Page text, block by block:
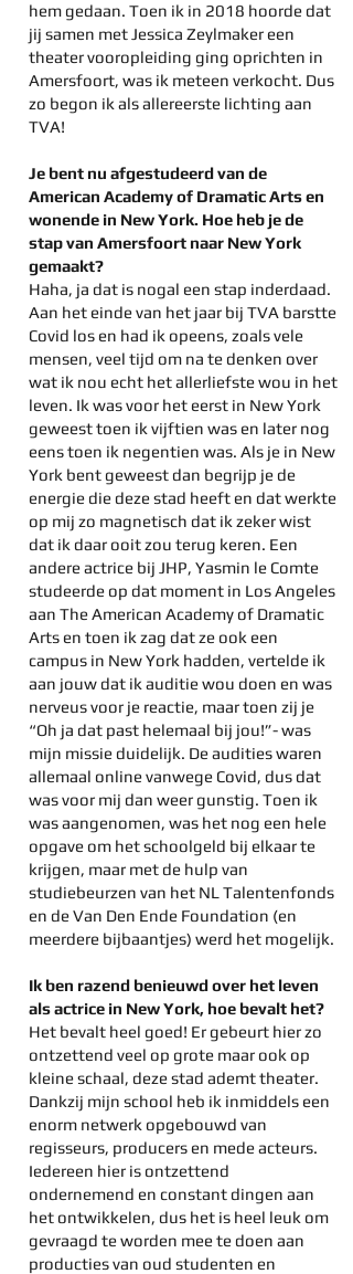
hem gedaan. Toen ik in 2018 hoorde dat
jij samen met Jessica Zeylmaker een
theater vooropleiding ging oprichten in
Amersfoort, was ik meteen verkocht. Dus
zo begon ik als allereerste lichting aan
TVA!
Je bent nu afgestudeerd van de
American Academy of Dramatic Arts en
wonende in New York. Hoe heb je de
stap van Amersfoort naar New York
gemaakt?
Haha, ja dat is nogal een stap inderdaad.
Aan het einde van het jaar bij TVA barstte
Covid los en had ik opeens, zoals vele
mensen, veel tijd om na te denken over
wat ik nou echt het allerliefste wou in het
leven. Ik was voor het eerst in New York
geweest toen ik vijftien was en later nog
eens toen ik negentien was. Als je in New
York bent geweest dan begrijp je de
energie die deze stad heeft en dat werkte
op mij zo magnetisch dat ik zeker wist
dat ik daar ooit zou terug keren. Een
andere actrice bij JHP, Yasmin le Comte
studeerde op dat moment in Los Angeles
aan The American Academy of Dramatic
Arts en toen ik zag dat ze ook een
campus in New York hadden, vertelde ik
aan jouw dat ik auditie wou doen en was
nerveus voor je reactie, maar toen zij je
“Oh ja dat past helemaal bij jou!”- was
mijn missie duidelijk. De audities waren
allemaal online vanwege Covid, dus dat
was voor mij dan weer gunstig. Toen ik
was aangenomen, was het nog een hele
opgave om het schoolgeld bij elkaar te
krijgen, maar met de hulp van
studiebeurzen van het NL Talentenfonds
en de Van Den Ende Foundation (en
meerdere bijbaantjes) werd het mogelijk.
Ik ben razend benieuwd over het leven
als actrice in New York, hoe bevalt het?
Het bevalt heel goed! Er gebeurt hier zo
ontzettend veel op grote maar ook op
kleine schaal, deze stad ademt theater.
Dankzij mijn school heb ik inmiddels een
enorm netwerk opgebouwd van
regisseurs, producers en mede acteurs.
Iedereen hier is ontzettend
ondernemend en constant dingen aan
het ontwikkelen, dus het is heel leuk om
gevraagd te worden mee te doen aan
producties van oud studenten en